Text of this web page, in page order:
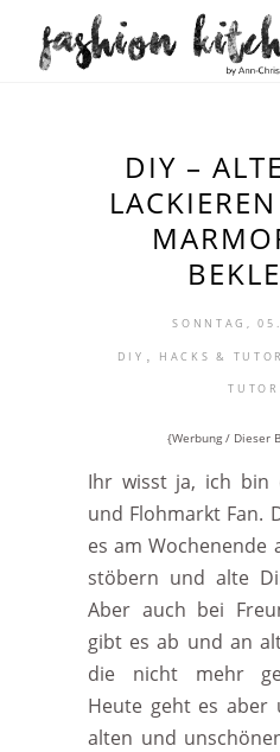
DIY –
SONNTAG,
DIY , HACKS &
{Werbung / Dieser
Ihr wisst ja, ich bin
und Flohmarkt Fan.
es am Wochenende
stöbern und alte
Aber auch bei
gibt es ab und an
die nicht mehr
Heute geht es aber
alten und